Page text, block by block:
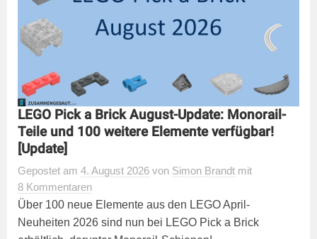
LEGO Pick a Brick August-Update: Monorail-
Teile und 100 weitere Elemente verfügbar!
[Update]
Gepostet am 4. August 2026 von Simon Brandt mit
8 Kommentaren
Über 100 neue Elemente aus den LEGO April-
Neuheiten 2026 sind nun bei LEGO Pick a Brick